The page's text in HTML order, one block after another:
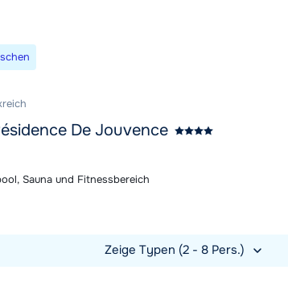
De Jouvence
Sauna und Fitnessbereich
Zeige Typen (2 - 8 Pers.)